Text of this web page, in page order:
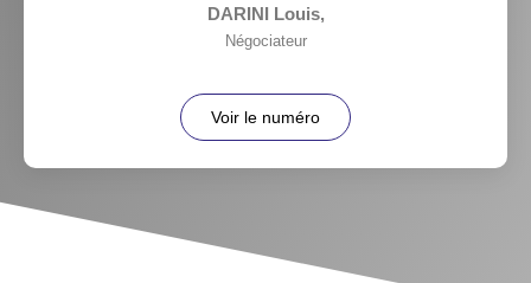
DARINI Louis,
Négociateur
Voir le numéro